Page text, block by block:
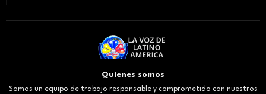
Quienes somos
Somos un equipo de trabajo responsable y comprometido con nuestros